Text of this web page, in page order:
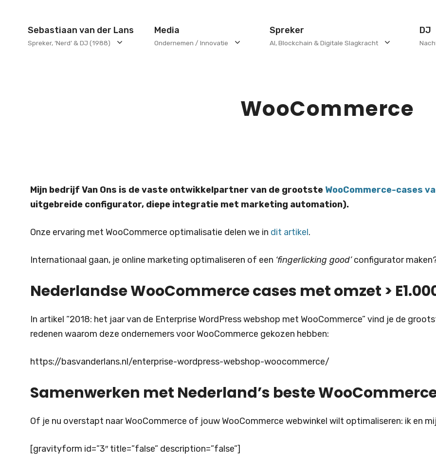
Sebastiaan van der Lans
Spreker, ‘Nerd’ & DJ (1988)
Media
Ondernemen / Innovatie
Spreker
AI, Blockchain & Digitale Slagkracht
DJ
WooCommerce
Mijn bedrijf Van Ons is de vaste ontwikkelpartner van de grootste WooCommerce-cases
uitgebreide configurator, diepe integratie met marketing automation).
Onze ervaring met WooCommerce optimalisatie delen we in dit artikel.
Internationaal gaan, je online marketing optimaliseren of een ‘fingerlicking good’configurator
Nederlandse WooCommerce cases met omzet >
In artikel “2018: het jaar van de Enterprise WordPress webshop met WooCommerce” vind je de
redenen waarom deze ondernemers voor WooCommerce gekozen hebben:
https://basvanderlans.nl/enterprise-wordpress-webshop-woocommerce/
Samenwerken met Nederland’s beste
Of je nu overstapt naar WooCommerce of jouw WooCommerce webwinkel wilt optimaliseren: ik en
[gravityform id=”3″ title=”false” description=”false”]